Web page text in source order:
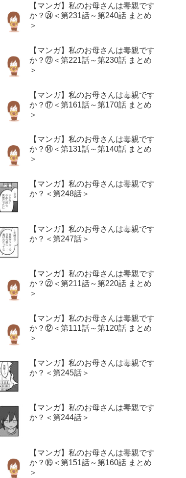
【マンガ】私のお母さんは毒親です
か？㉔＜第231話～第240話 まとめ
＞
【マンガ】私のお母さんは毒親です
か？㉓＜第221話～第230話 まとめ
＞
【マンガ】私のお母さんは毒親です
か？⑰＜第161話～第170話 まとめ
＞
【マンガ】私のお母さんは毒親です
か？⑭＜第131話～第140話 まとめ
＞
【マンガ】私のお母さんは毒親です
か？＜第248話＞
【マンガ】私のお母さんは毒親です
か？＜第247話＞
【マンガ】私のお母さんは毒親です
か？㉒＜第211話～第220話 まとめ
＞
【マンガ】私のお母さんは毒親です
か？⑫＜第111話～第120話 まとめ
＞
【マンガ】私のお母さんは毒親です
か？＜第245話＞
【マンガ】私のお母さんは毒親です
か？＜第244話＞
【マンガ】私のお母さんは毒親です
か？⑯＜第151話～第160話 まとめ
＞